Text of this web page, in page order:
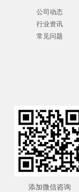
公司动态
行业资讯
常见问题
添加微信咨询